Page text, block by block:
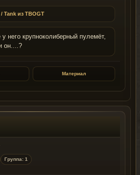
/ Tank из TBOGT
него крупноколиберный пулемёт,
он....?
Материал
Группа: 1